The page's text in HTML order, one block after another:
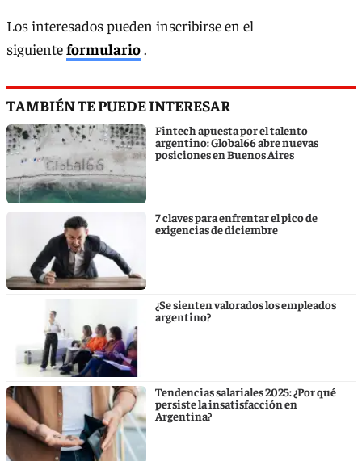
Los interesados pueden inscribirse en el
siguienteformulario .
TAMBIÉN TE PUEDE INTERESAR
Fintech apuesta por el talento
argentino: Global66 abre nuevas
posiciones en Buenos Aires
7 claves para enfrentar el pico de
exigencias de diciembre
¿Se sienten valorados los empleados
argentino?
Tendencias salariales 2025: ¿Por qué
persiste la insatisfacción en
Argentina?